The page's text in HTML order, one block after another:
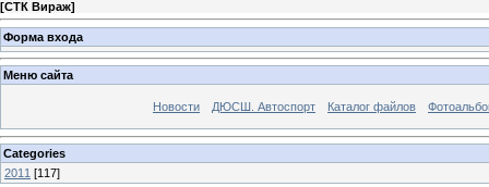
[СТК Вираж]
Форма входа
Меню сайта
Новости ДЮСШ. Автоспорт Каталог файлов
Categories
2011 [117]